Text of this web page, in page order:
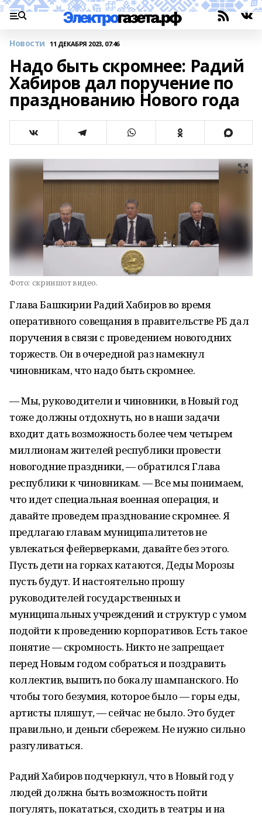
Новости 11 ДЕКАБРЯ 2023, 07:46
Надо быть скромнее: Радий
Хабиров дал поручение по
празднованию Нового года
Фото: скриншот видео.
Глава Башкирии Радий Хабиров во время
оперативного совещания в правительстве РБ дал
поручения в связи с проведением новогодних
торжеств. Он в очередной раз намекнул
чиновникам, что надо быть скромнее.
— Мы, руководители и чиновники, в Новый год
тоже должны отдохнуть, но в наши задачи
входит дать возможность более чем четырем
миллионам жителей республики провести
новогодние праздники, — обратился Глава
республики к чиновникам. — Все мы понимаем,
что идет специальная военная операция, и
давайте проведем празднование скромнее. Я
предлагаю главам муниципалитетов не
увлекаться фейерверками, давайте без этого.
Пусть дети на горках катаются, Деды Морозы
пусть будут. И настоятельно прошу
руководителей государственных и
муниципальных учреждений и структур с умом
подойти к проведению корпоративов. Есть такое
понятие — скромность. Никто не запрещает
перед Новым годом собраться и поздравить
коллектив, выпить по бокалу шампанского. Но
чтобы того безумия, которое было — горы еды,
артисты пляшут, — сейчас не было. Это будет
правильно, и деньги сбережем. Не нужно сильно
разгуливаться.
Радий Хабиров подчеркнул, что в Новый год у
людей должна быть возможность пойти
погулять, покататься, сходить в театры и на